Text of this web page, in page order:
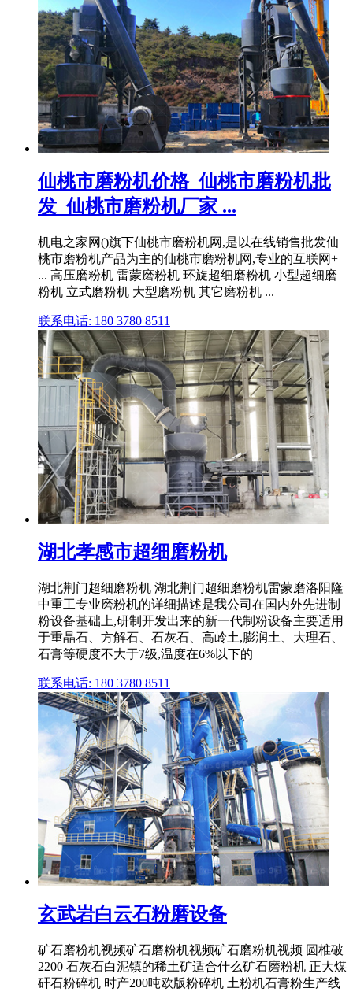
仙桃市磨粉机价格_仙桃市磨粉机批
发_仙桃市磨粉机厂家 ...
机电之家网()旗下仙桃市磨粉机网,是以在线销售批发仙
桃市磨粉机产品为主的仙桃市磨粉机网,专业的互联网+
... 高压磨粉机 雷蒙磨粉机 环旋超细磨粉机 小型超细磨
粉机 立式磨粉机 大型磨粉机 其它磨粉机 ...
联系电话: 180 3780 8511
湖北孝感市超细磨粉机
湖北荆门超细磨粉机 湖北荆门超细磨粉机雷蒙磨洛阳隆
中重工专业磨粉机的详细描述是我公司在国内外先进制
粉设备基础上,研制开发出来的新一代制粉设备主要适用
于重晶石、方解石、石灰石、高岭土,膨润土、大理石、
石膏等硬度不大于7级,温度在6%以下的
联系电话: 180 3780 8511
玄武岩白云石粉磨设备
矿石磨粉机视频矿石磨粉机视频矿石磨粉机视频 圆椎破
2200 石灰石白泥镇的稀土矿适合什么矿石磨粉机 正大煤
矸石粉碎机 时产200吨欧版粉碎机 土粉机石膏粉生产线